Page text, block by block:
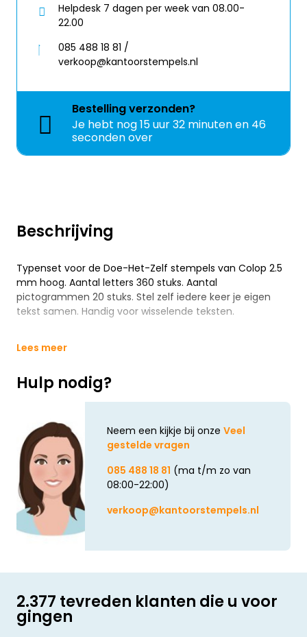
Beschrijving
Typenset voor de Doe-Het-Zelf stempels van Colop 2.5
mm hoog. Aantal letters 360 stuks. Aantal
pictogrammen 20 stuks. Stel zelf iedere keer je eigen
tekst samen. Handig voor wisselende teksten.
Lees meer
Hulp nodig?
Neem een kijkje bij onze Veel
gestelde vragen
085 488 18 81 (ma t/m zo van
08:00-22:00)
verkoop@kantoorstempels.nl
Helpdesk 7 dagen per week van 08.00-
22.00
085 488 18 81 /
verkoop@kantoorstempels.nl
Bestellingverzonden?
Je hebt nog15 uur 32 minuten en 46
seconden over
2.377 tevreden klanten die u voor
gingen